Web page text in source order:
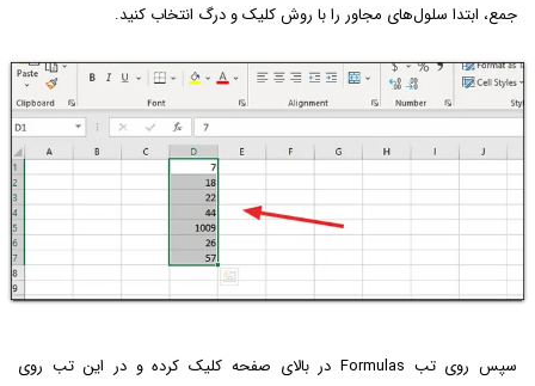
جمع، ابتدا سلول‌های مجاور را با روش کلیک و درگ انتخاب کنید.
سپس روی تب Formulas در بالای صفحه کلیک کرده و در این تب روی